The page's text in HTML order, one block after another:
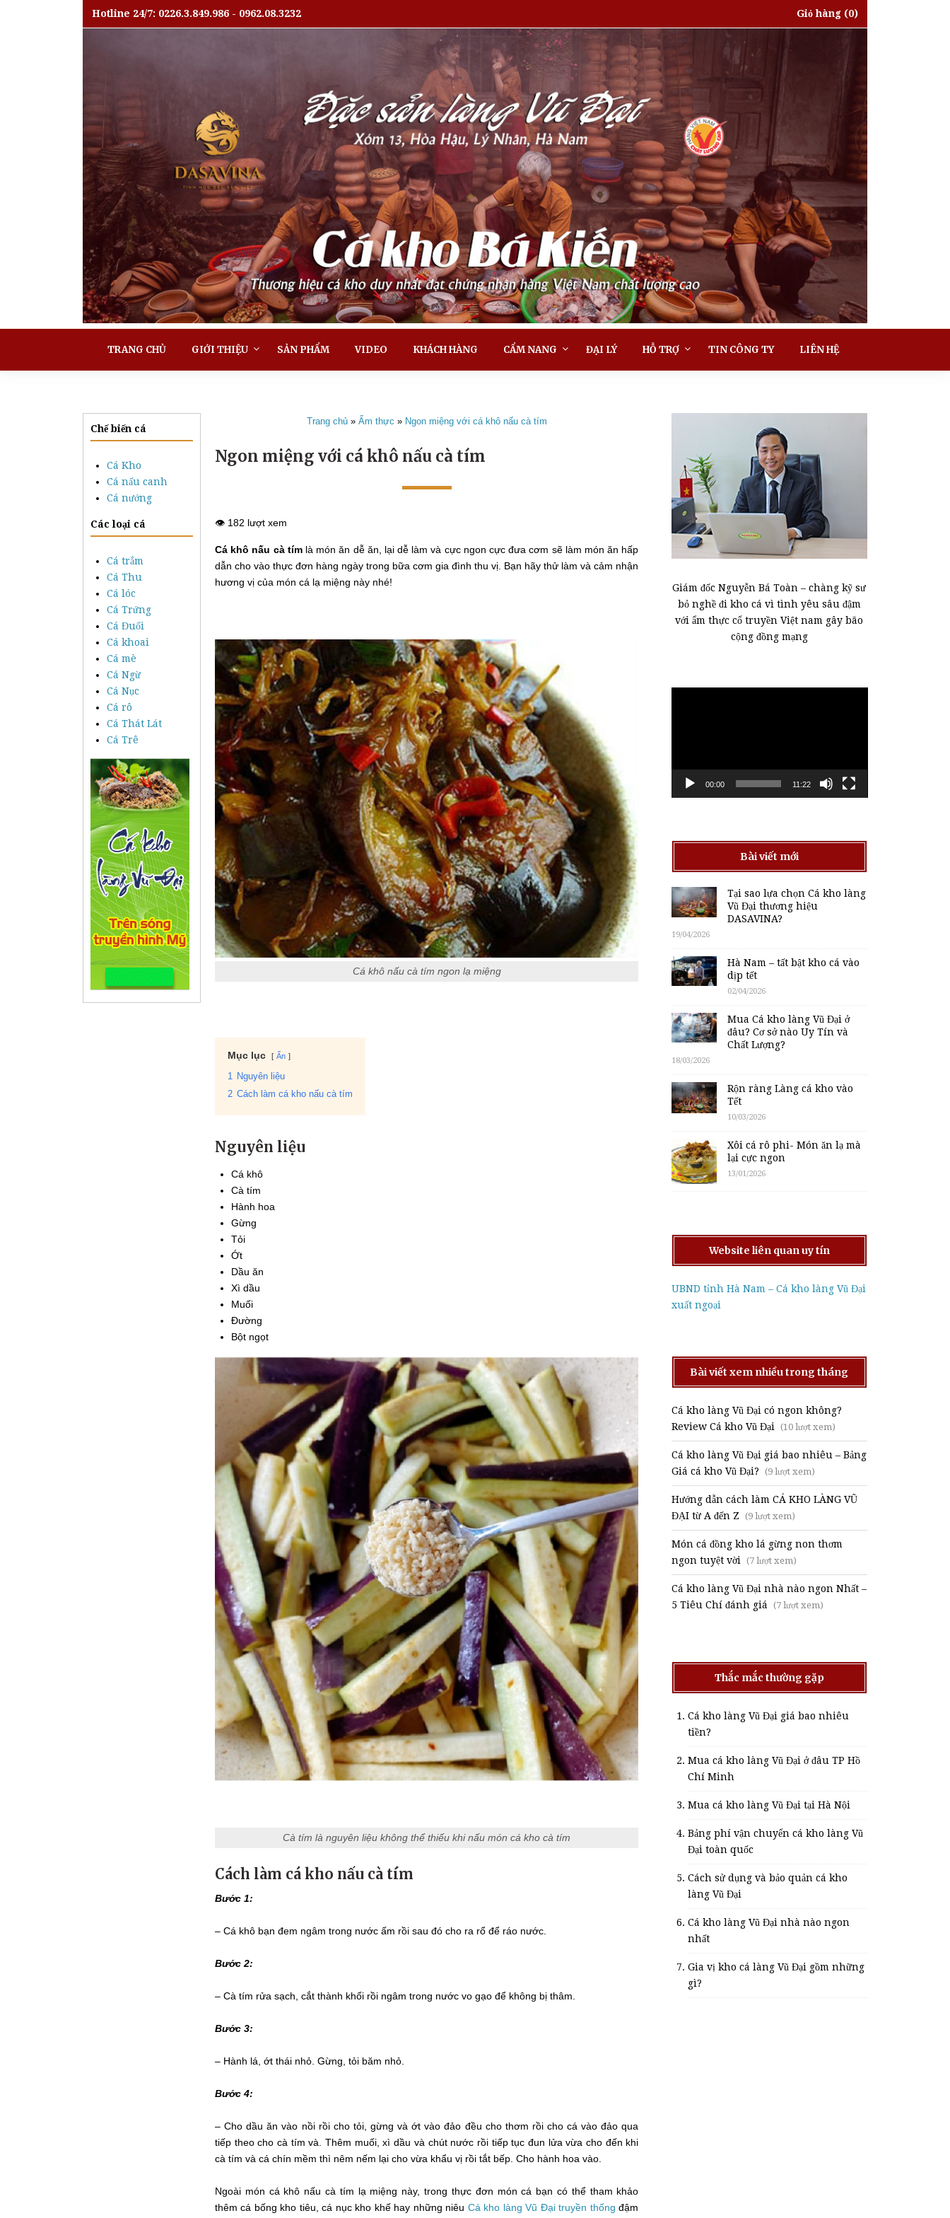
Hotline 24/7: 0226.3.849.986 - 0962.08.3232 Giỏ hàng (0)
TRANG CHỦ GIỚI THIỆU SẢN PHẨM VIDEO KHÁCH HÀNG CẨM NANG ĐẠI LÝ HỖ TRỢ TIN CÔNG TY LIÊN HỆ
Chế biến cá
Cá Kho
Cá nấu canh
Cá nướng
Các loại cá
Cá trắm
Cá Thu
Cá lóc
Cá Trứng
Cá Đuối
Cá khoai
Cá mè
Cá Ngừ
Cá Nục
Cá rô
Cá Thát Lát
Cá Trê
Trang chủ» Ẩm thực » Ngon miệng với cá khô nấu cà tím
Ngon miệng với cá khô nấu cà tím
👁️ 182 lượt xem
Cá khô nấu cà tímlà món ăn dễ ăn, lại dễ làm và cực ngon cực đưa cơm sẽ làm món ăn hấp
dẫn cho vào thực đơn hàng ngày trong bữa cơm gia đình thu vị. Bạn hãy thử làm và cảm nhận
hương vị của món cá lạ miệng này nhé!
Cá khô nấu cà tím ngon lạ miệng
Mục lục Ẩn
1 Nguyên liệu
2 Cách làm cá kho nấu cà tím
Nguyên liệu
Cá khô
Cà tím
Hành hoa
Gừng
Tỏi
Ớt
Dầu ăn
Xì dầu
Muối
Đường
Bột ngọt
Cà tím là nguyên liệu không thể thiếu khi nấu món cá kho cà tím
Cách làm cá kho nấu cà tím
Bước 1:
– Cá khô bạn đem ngâm trong nước ấm rồi sau đó cho ra rổ để ráo nước.
Bước 2:
– Cà tím rửa sạch, cắt thành khối rồi ngâm trong nước vo gạo để không bị thâm.
Bước 3:
– Hành lá, ớt thái nhỏ. Gừng, tỏi băm nhỏ.
Bước 4:
– Cho dầu ăn vào nồi rồi cho tỏi, gừng và ớt vào đảo đều cho thơm rồi cho cá vào đảo qua
tiếp theo cho cà tím và. Thêm muối, xì dầu và chút nước rồi tiếp tục đun lửa vừa cho đến khi
cà tím và cá chín mềm thì nêm nếm lại cho vừa khẩu vị rồi tắt bếp. Cho hành hoa vào.
Ngoài món cá khô nấu cà tím lạ miệng này, trong thực đơn món cá bạn có thể tham khảo
thêm cá bống kho tiêu, cá nục kho khế hay những niêu Cá kho làng Vũ Đại truyền thống đậm
Giám đốc Nguyễn Bá Toàn – chàng kỹ sư
bỏ nghề đi kho cá vì tình yêu sâu đậm
với ẩm thực cổ truyền Việt nam gây bão
cộng đồng mạng
00:00 11:22
Bài viết mới
Tại sao lựa chọn Cá kho làng
Vũ Đại thương hiệu
DASAVINA?
19/04/2026
Hà Nam – tất bật kho cá vào
dịp tết
02/04/2026
Mua Cá kho làng Vũ Đại ở
đâu? Cơ sở nào Uy Tín và
Chất Lượng?
18/03/2026
Rộn ràng Làng cá kho vào
Tết
10/03/2026
Xôi cá rô phi- Món ăn lạ mà
lại cực ngon
13/01/2026
Website liên quan uy tín
UBND tỉnh Hà Nam – Cá kho làng Vũ Đại
xuất ngoại
Bài viết xem nhiều trong tháng
Cá kho làng Vũ Đại có ngon không?
Review Cá kho Vũ Đại (10 lượt xem)
Cá kho làng Vũ Đại giá bao nhiêu – Bảng
Giá cá kho Vũ Đại? (9 lượt xem)
Hướng dẫn cách làm CÁ KHO LÀNG VŨ
ĐẠI từ A đến Z (9 lượt xem)
Món cá đồng kho lá gừng non thơm
ngon tuyệt vời (7 lượt xem)
Cá kho làng Vũ Đại nhà nào ngon Nhất –
5 Tiêu Chí đánh giá (7 lượt xem)
Thắc mắc thường gặp
Cá kho làng Vũ Đại giá bao nhiêu
tiền?
Mua cá kho làng Vũ Đại ở đâu TP Hồ
Chí Minh
Mua cá kho làng Vũ Đại tại Hà Nội
Bảng phí vận chuyển cá kho làng Vũ
Đại toàn quốc
Cách sử dụng và bảo quản cá kho
làng Vũ Đại
Cá kho làng Vũ Đại nhà nào ngon
nhất
Gia vị kho cá làng Vũ Đại gồm những
gì?